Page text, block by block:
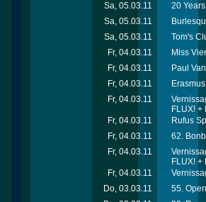
Sa, 05.03.11
20
Sa, 05.03.11
Sa, 05.03.11
Tom's
Fr, 04.03.11
Miss
Fr, 04.03.11
Paul
Fr, 04.03.11
Fr, 04.03.11
FLUX! +
Fr, 04.03.11
Rufus
Fr, 04.03.11
62.
Fr, 04.03.11
FLUX! +
Fr, 04.03.11
Do, 03.03.11
55.